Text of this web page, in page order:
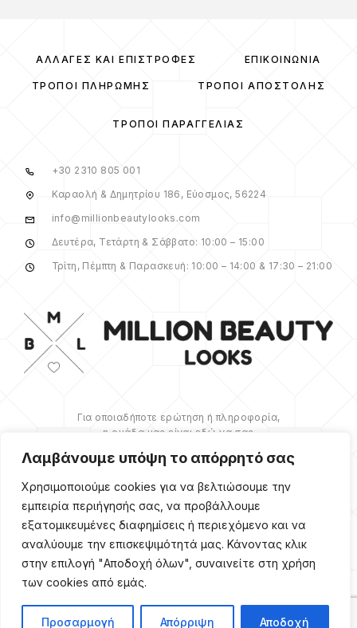
Λαμβάνουμε υπόψη το απόρρητό σας
Χρησιμοποιούμε cookies για να βελτιώσουμε την
εμπειρία περιήγησής σας, να προβάλλουμε
εξατομικευμένες διαφημίσεις ή περιεχόμενο και να
αναλύουμε την επισκεψιμότητά μας. Κάνοντας κλικ
στην επιλογή "Αποδοχή όλων", συναινείτε στη χρήση
των cookies από εμάς.
Προσαρμογή Απόρριψη Αποδοχή
ΑΛΛΑΓΈΣ ΚΑΙ ΕΠΙΣΤΡΟΦΈΣ ΕΠΙΚΟΙΝΩΝΊΑ
ΤΡΌΠΟΙ ΠΛΗΡΩΜΉΣ ΤΡΌΠΟΙ ΑΠΟΣΤΟΛΉΣ
ΤΡΌΠΟΙ ΠΑΡΑΓΓΕΛΊΑΣ
+30 2310 805 001
Καραολή & Δημητρίου 186, Εύοσμος, 56224
info@millionbeautylooks.com
Δευτέρα, Τετάρτη & Σάββατο: 10:00 – 15:00
Τρίτη, Πέμπτη & Παρασκευή: 10:00 – 14:00 & 17:30 – 21:00
Για οποιαδήποτε ερώτηση ή πληροφορία,
η ομάδα μας είναι εδώ να σας
βοηθήσουμε.
ΠΕΡΙΣΣΌΤΕΡΑ
Copyright ©2026Million
Reserved. Κατασκευή
Webgrams